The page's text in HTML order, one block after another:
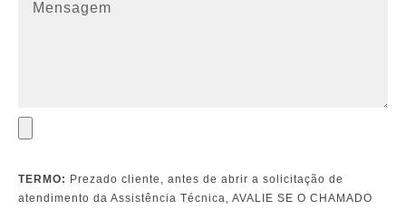
TERMO: Prezado cliente, antes de abrir a solicitação de
atendimento da Assistência Técnica, AVALIE SE O CHAMADO